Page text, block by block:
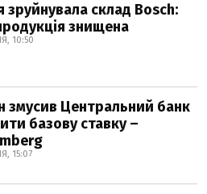
зруйнувала склад Bosch:
знищена
10:50
змусив Центральний банк
базову ставку –
15:07